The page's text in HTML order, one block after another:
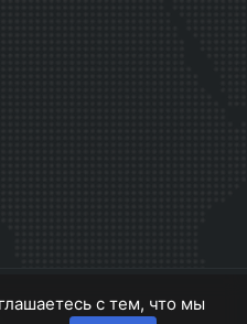
с тем, что мы